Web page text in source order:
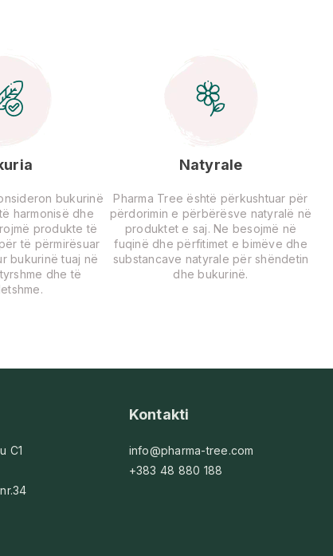
bukurinë
harmonisë dhe
produkte të
të përmirësuar
bukurinë tuaj në
dhe të
Natyrale
Pharma Tree është përkushtuar për
përdorimin e përbërësve natyralë në
produktet e saj. Ne besojmë në
fuqinë dhe përfitimet e bimëve dhe
substancave natyrale për shëndetin
dhe bukurinë.
C1
Kontakti
info@pharma-tree.com
+383 48 880 188